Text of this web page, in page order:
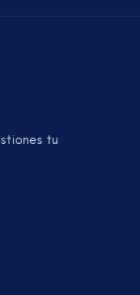
tu